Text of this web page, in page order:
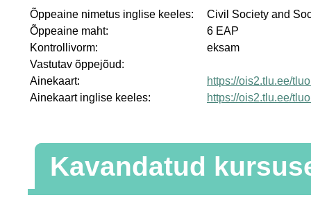
Õppeaine nimetus inglise keeles:
Civil Society and
Õppeaine maht:
6 EAP
Kontrollivorm:
eksam
Vastutav õppejõud:
Ainekaart:
https://ois2.tlu.ee/
Ainekaart inglise keeles:
https://ois2.tlu.ee/
Kavandatud